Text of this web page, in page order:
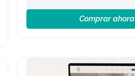
Comprar ahora